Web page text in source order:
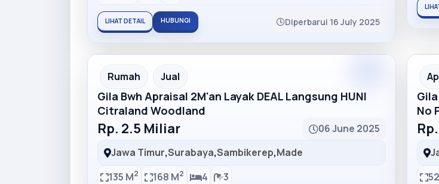
LIHAT DETAIL HUBUNGI Diperbarui 16 July 2025
Partner Ad
Rumah Jual
Gila Bwh Apraisal 2M'an Layak DEAL Langsung HUNI
Citraland Woodland
Rp. 2.5 Miliar
06 June 2025
Jawa Timur,Surabaya,Sambikerep,Made
135 M2 168 M2 4 3
No